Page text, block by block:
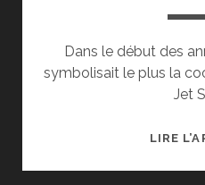
Dans le début des
symbolisait le plus la
Jet
LIRE